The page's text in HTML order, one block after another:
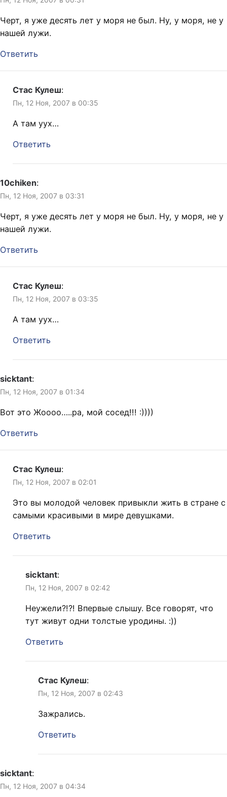
Черт, я уже десять лет у моря не был. Ну, у моря, не у
нашей лужи.
Ответить
Стас Кулеш:
Пн, 12 Ноя, 2007 в 00:35
А там уух…
Ответить
10chiken:
Пн, 12 Ноя, 2007 в 03:31
Черт, я уже десять лет у моря не был. Ну, у моря, не у
нашей лужи.
Ответить
Стас Кулеш:
Пн, 12 Ноя, 2007 в 03:35
А там уух…
Ответить
sicktant:
Пн, 12 Ноя, 2007 в 01:34
Вот это Жоооо…..ра, мой сосед!!! :))))
Ответить
Стас Кулеш:
Пн, 12 Ноя, 2007 в 02:01
Это вы молодой человек привыкли жить в стране с
самыми красивыми в мире девушками.
Ответить
sicktant:
Пн, 12 Ноя, 2007 в 02:42
Неужели?!?! Впервые слышу. Все говорят, что
тут живут одни толстые уродины. :))
Ответить
Стас Кулеш:
Пн, 12 Ноя, 2007 в 02:43
Зажрались.
Ответить
sicktant:
Пн, 12 Ноя, 2007 в 04:34